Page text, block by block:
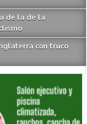
de la de la
con truco